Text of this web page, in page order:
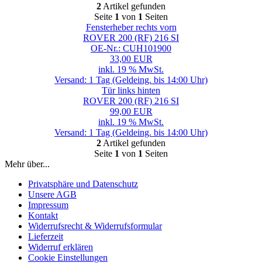
2 Artikel gefunden
Seite 1 von 1 Seiten
Fensterheber rechts vorn
ROVER 200 (RF) 216 SI
OE-Nr.: CUH101900
33,00 EUR
inkl. 19 % MwSt.
Versand: 1 Tag (Geldeing. bis 14:00 Uhr)
Tür links hinten
ROVER 200 (RF) 216 SI
99,00 EUR
inkl. 19 % MwSt.
Versand: 1 Tag (Geldeing. bis 14:00 Uhr)
2 Artikel gefunden
Seite 1 von 1 Seiten
Mehr über...
Privatsphäre und Datenschutz
Unsere AGB
Impressum
Kontakt
Widerrufsrecht & Widerrufsformular
Lieferzeit
Widerruf erklären
Cookie Einstellungen